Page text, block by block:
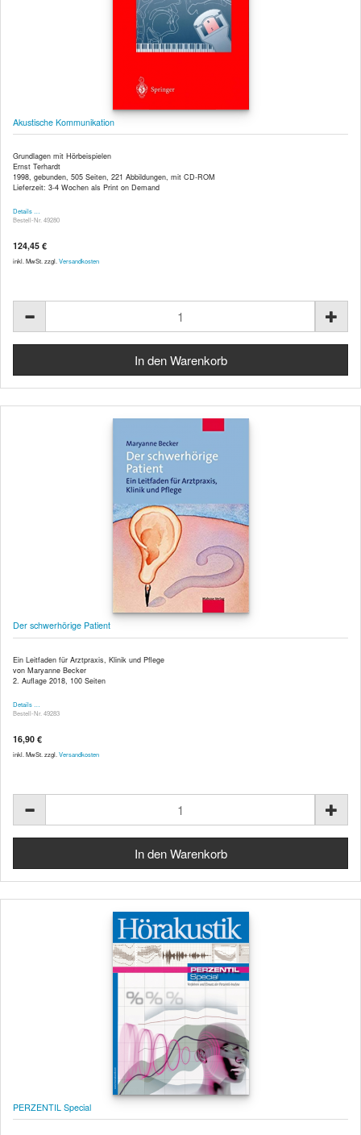
Akustische Kommunikation
Grundlagen mit Hörbeispielen
Ernst Terhardt
1998, gebunden, 505 Seiten, 221 Abbildungen, mit CD-ROM
Lieferzeit: 3-4 Wochen als Print on Demand
Details …
Bestell-Nr. 49280
124,45 €
inkl. MwSt. zzgl. Versandkosten
Der schwerhörige Patient
Ein Leitfaden für Arztpraxis, Klinik und Pflege
von Maryanne Becker
2. Auflage 2018, 100 Seiten
Details …
Bestell-Nr. 49283
16,90 €
inkl. MwSt. zzgl. Versandkosten
PERZENTIL Special